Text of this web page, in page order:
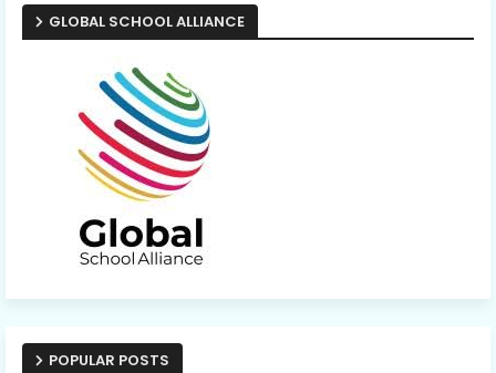
GLOBAL SCHOOL ALLIANCE
POPULAR POSTS